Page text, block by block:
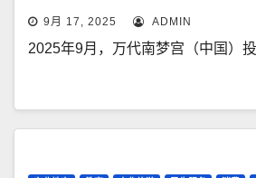
9月 17, 2025 ADMIN
2025年9月，万代南梦宫（中国）